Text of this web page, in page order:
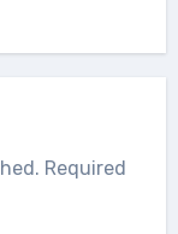
Required